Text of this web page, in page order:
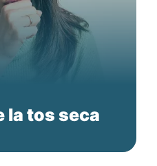
la tos seca